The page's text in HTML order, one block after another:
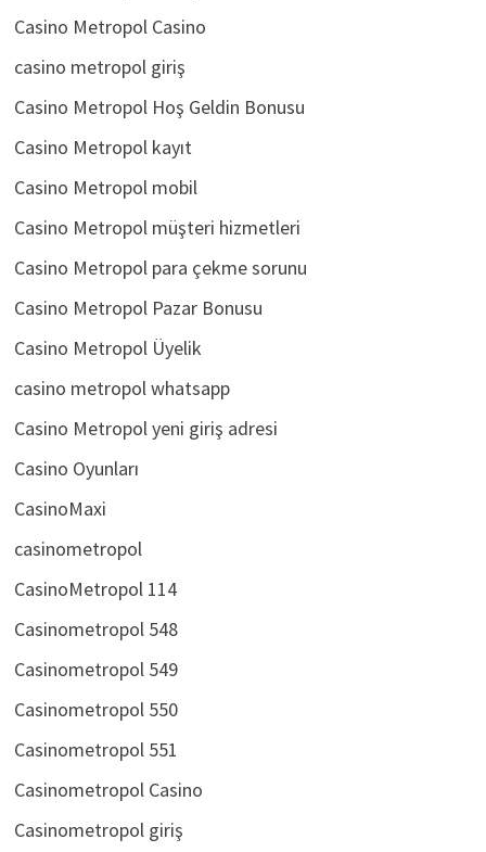
Casino Metropol Casino
casino metropol giriş
Casino Metropol Hoş Geldin Bonusu
Casino Metropol kayıt
Casino Metropol mobil
Casino Metropol müşteri hizmetleri
Casino Metropol para çekme sorunu
Casino Metropol Pazar Bonusu
Casino Metropol Üyelik
casino metropol whatsapp
Casino Metropol yeni giriş adresi
Casino Oyunları
CasinoMaxi
casinometropol
CasinoMetropol 114
Casinometropol 548
Casinometropol 549
Casinometropol 550
Casinometropol 551
Casinometropol Casino
Casinometropol giriş